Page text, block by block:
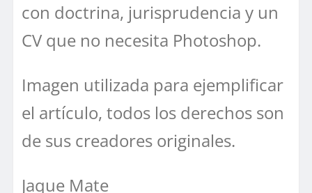
con doctrina, jurisprudencia y un
CV que no necesita Photoshop.
Imagen utilizada para ejemplificar
el artículo, todos los derechos son
de sus creadores originales.
Jaque Mate